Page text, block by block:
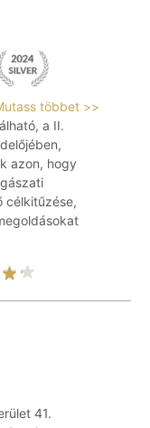
többet >>
a II.
azon, hogy
célkitűzése,
41.